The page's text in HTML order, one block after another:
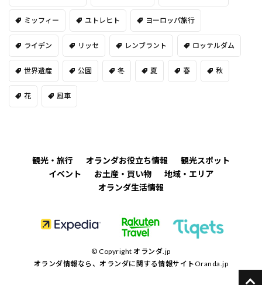
ミッフィー ユトレヒト ヨーロッパ旅行
ライデン リッセ レンブラント ロッテルダム
世界遺産 公園 冬 夏 春 秋
花 風車
観光・旅行 オランダお役立ち情報
観光スポット
イベント
お土産・買い物
地域・エリア
オランダ生活情報
© Copyrightオランダ.jp
オランダ情報なら、オランダに関する情報サイトOranda.jp